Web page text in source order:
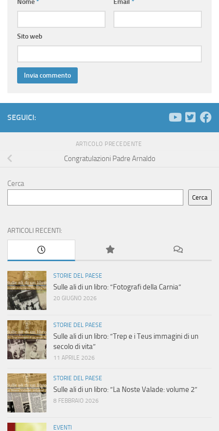
Nome* Email *
Sito web
SEGUICI:
ARTICOLO PRECEDENTE
Congratulazioni Padre Arnaldo
Cerca
Cerca
ARTICOLI RECENTI:
STORIE DEL PAESE
Sulle ali di un libro: “Fotografi della Carnia”
20 GIUGNO 2026
STORIE DEL PAESE
Sulle ali di un libro: “Trep e i Teus immagini di un
secolo di vita”
11 APRILE 2026
STORIE DEL PAESE
Sulle ali di un libro: “La Noste Valade: volume 2”
8 FEBBRAIO 2026
EVENTI